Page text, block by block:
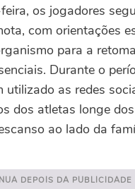
os jogadores
com orientações
para a
Durante o
utilizado as redes
dos atletas longe
ao lado da